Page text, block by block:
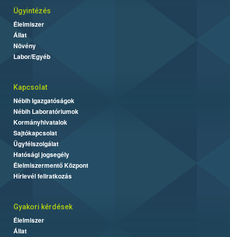
Ügyintézés
Élelmiszer
Állat
Növény
Labor/Egyéb
Kapcsolat
Nébih Igazgatóságok
Nébih Laboratóriumok
Kormányhivatalok
Sajtókapcsolat
Ügyfélszolgálat
Hatósági jogsegély
Élelmiszermentő Központ
Hírlevél feliratkozás
Gyakori kérdések
Élelmiszer
Állat